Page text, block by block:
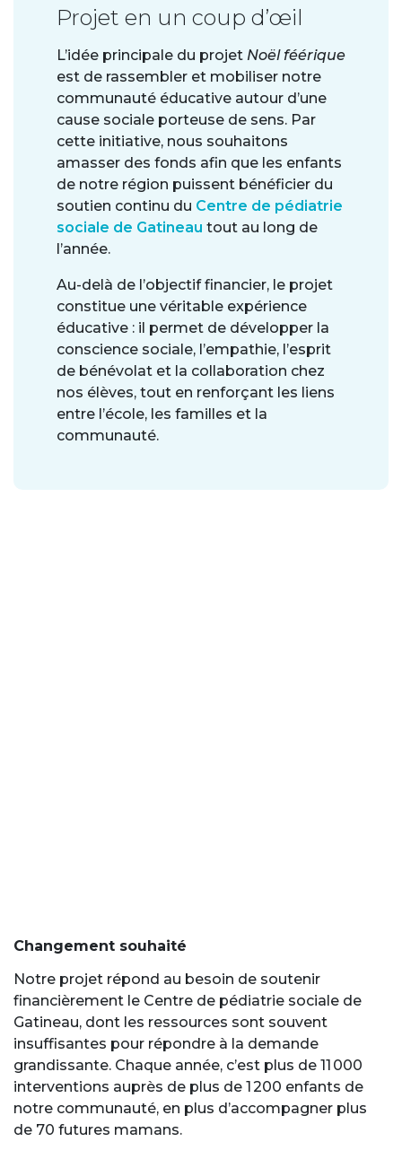
Projet en un coup d’œil
L’idée principale du projet Noël féérique
est de rassembler et mobiliser notre
communauté éducative autour d’une
cause sociale porteuse de sens. Par
cette initiative, nous souhaitons
amasser des fonds afin que les enfants
de notre région puissent bénéficier du
soutien continu du Centre de pédiatrie
sociale de Gatineau tout au long de
l’année.
Au-delà de l’objectif financier, le projet
constitue une véritable expérience
éducative : il permet de développer la
conscience sociale, l’empathie, l’esprit
de bénévolat et la collaboration chez
nos élèves, tout en renforçant les liens
entre l’école, les familles et la
communauté.
Changement souhaité
Notre projet répond au besoin de soutenir
financièrement le Centre de pédiatrie sociale de
Gatineau, dont les ressources sont souvent
insuffisantes pour répondre à la demande
grandissante. Chaque année, c’est plus de 11 000
interventions auprès de plus de 1 200 enfants de
notre communauté, en plus d’accompagner plus
de 70 futures mamans.